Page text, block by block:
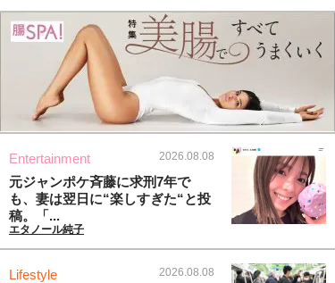
Entertainment 2026.08.08
元ジャンポケ斉藤に求刑7年で
も、妻は翌日に“楽しすぎた“と投
稿。「...
エタノール純子
Lifestyle 2026.08.08